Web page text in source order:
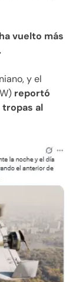
vuelto más
y el
reportó
tropas al